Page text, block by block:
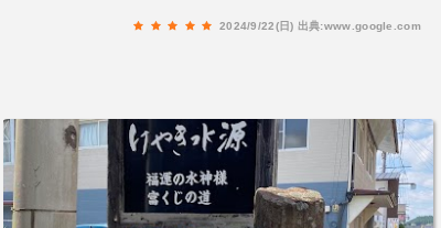
す。▶鏡ヶ池水神さま(鏡ヶ池)▶静川水神さま(富
くじ公園)3つの水神様を歩いて散策して所要時間1
5分～20分。杖立川沿いに遊歩道があり、けやき
水源から富くじ六花園まで繋がっています。※無
2024/9/22(日) 出典:www.google.com